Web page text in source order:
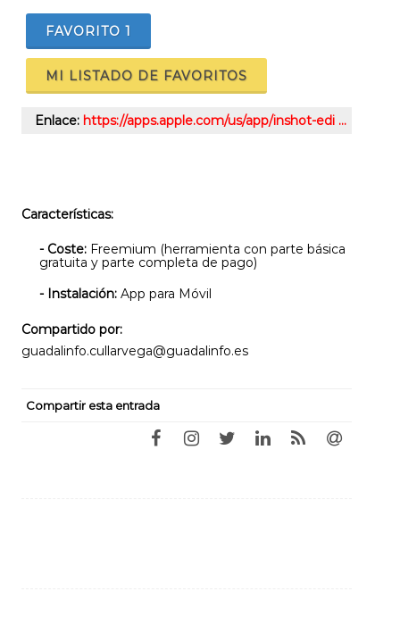
FAVORITO 1
MI LISTADO DE FAVORITOS
Enlace: https://apps.apple.com/us/app/inshot-edi …
Características:
- Coste: Freemium (herramienta con parte básica
gratuita y parte completa de pago)
- Instalación: App para Móvil
Compartido por:
guadalinfo.cullarvega@guadalinfo.es
Compartir esta entrada